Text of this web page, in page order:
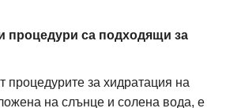
процедури са подходящи за
процедурите за хидратация на
на слънце и солена вода, е